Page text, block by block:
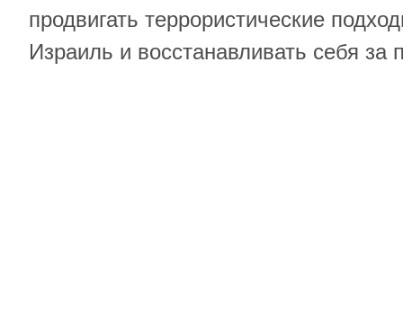
продвигать террористические
Израиль и восстанавливать себя за